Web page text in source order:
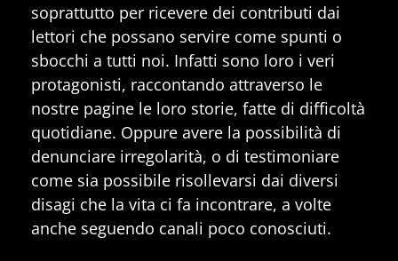
soprattutto per ricevere dei contributi dai
lettori che possano servire come spunti o
sbocchi a tutti noi. Infatti sono loro i veri
protagonisti, raccontando attraverso le
nostre pagine le loro storie, fatte di difficoltà
quotidiane. Oppure avere la possibilità di
denunciare irregolarità, o di testimoniare
come sia possibile risollevarsi dai diversi
disagi che la vita ci fa incontrare, a volte
anche seguendo canali poco conosciuti.